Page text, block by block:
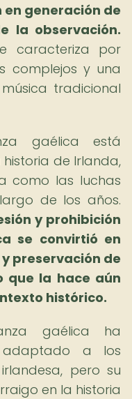
generación de
la observación.
caracteriza por
complejos y una
tradicional
gaélica está
de Irlanda,
como las luchas
de los años.
y prohibición
se convirtió en
preservación de
que la hace aún
histórico.
gaélica ha
a los
pero su
en la historia